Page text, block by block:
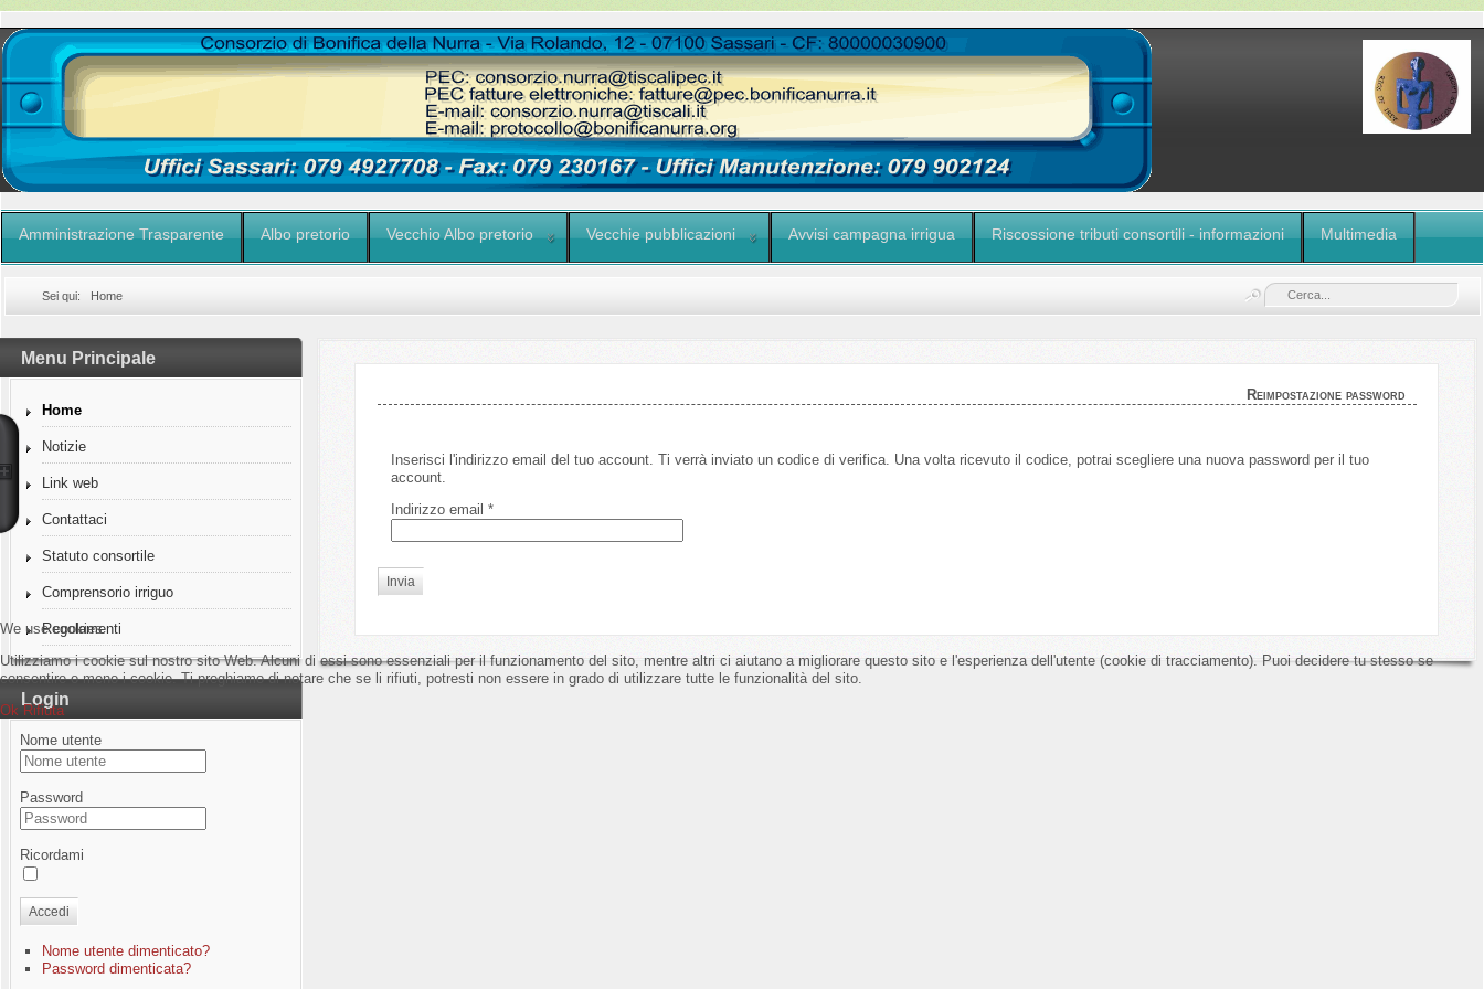
Amministrazione Trasparente Albo pretorio Vecchio Albo pretorio Vecchie pubblicazioni Avvisi campagna irrigua Riscossione tributi consortili - informazioni Multimedia
Sei qui: Home
Menu Principale
Home
Notizie
Link web
Contattaci
Statuto consortile
Comprensorio irriguo
Regolamenti
Login
Nome utente
Password
Ricordami
Accedi
Nome utente dimenticato?
Password dimenticata?
Reimpostazione password
Inserisci l'indirizzo email del tuo account. Ti verrà inviato un codice di verifica. Una volta ricevuto il codice, potrai scegliere una nuova password per il tuo
account.
Indirizzo email *
Invia
We use cookies
Utilizziamo i cookie sul nostro sito Web. Alcuni di essi sono essenziali per il funzionamento del sito, mentre altri ci aiutano a migliorare questo sito e l'esperienza dell'utente (cookie di tracciamento). Puoi decidere tu stesso se
consentire o meno i cookie. Ti preghiamo di notare che se li rifiuti, potresti non essere in grado di utilizzare tutte le funzionalità del sito.
Ok Rifiuta